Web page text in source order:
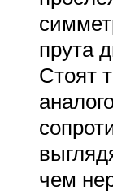
прута
Стоят
чем